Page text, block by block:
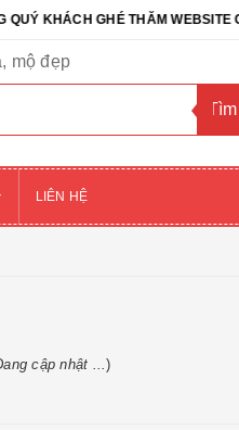
GHÉ THĂM WEBSITE CỦA
mộ đẹp
LIÊN HỆ
cập nhật ...)